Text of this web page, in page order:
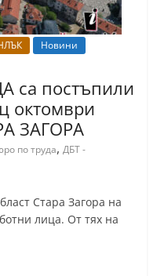
Новини
са постъпили
октомври
ЗАГОРА
по труда,ДБТ -
Стара Загора на
лица. От тях на